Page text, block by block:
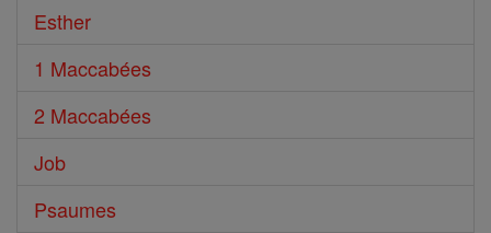
Esther
1 Maccabées
2 Maccabées
Job
Psaumes